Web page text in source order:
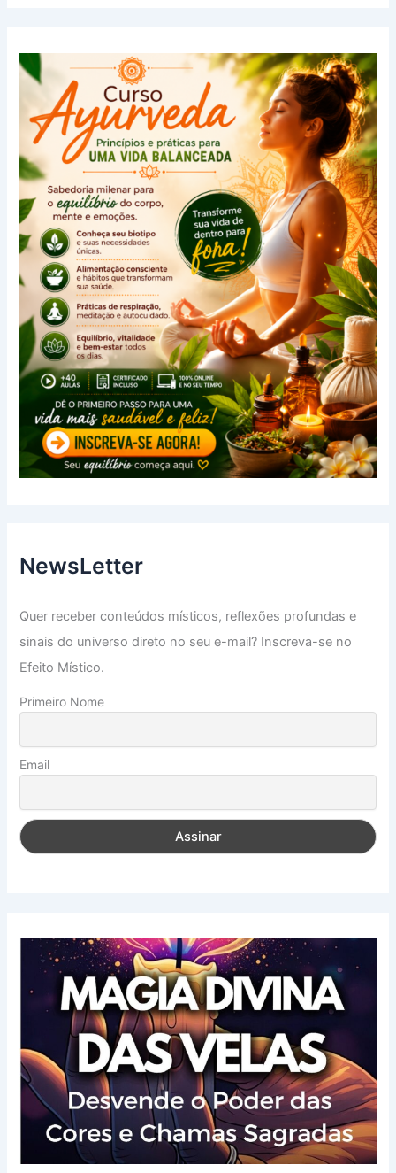
NewsLetter
Quer receber conteúdos místicos, reflexões profundas e
sinais do universo direto no seu e-mail? Inscreva-se no
Efeito Místico.
Primeiro Nome
Email